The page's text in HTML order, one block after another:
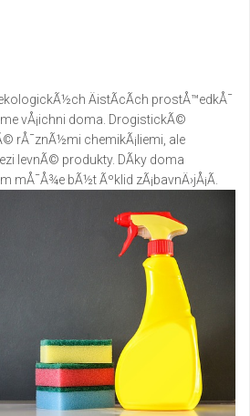
ÄistÃ­cÃ­ch prostÅ™edkÅ¯
vÅ¡ichni doma. DrogistickÃ©
rÅ¯znÃ½mi chemikÃ¡liemi, ale
levnÃ© produkty. DÃ­ky doma
mÅ¯Å¾e bÃ½t Ãºklid zÃ¡bavnÄ›jÅ¡Ã­.